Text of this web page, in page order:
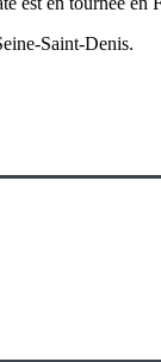
Saint-Denis.